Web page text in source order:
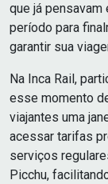
que já
período para
garantir sua
Na Inca Rail,
esse momento
viajantes uma
acessar tarifas
serviços
Picchu,